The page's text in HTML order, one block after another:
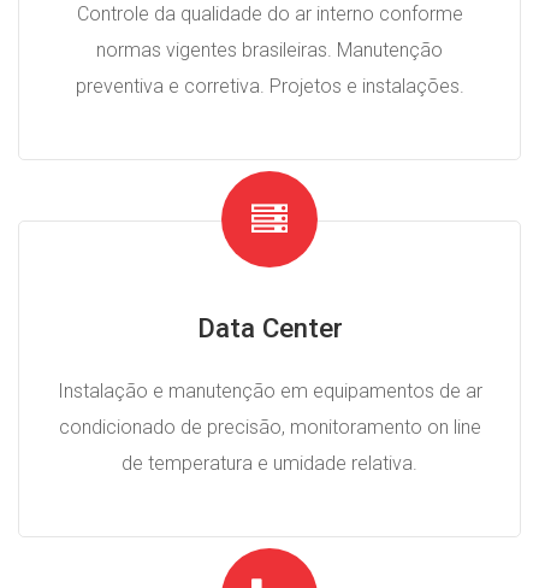
Controle da qualidade do ar interno conforme
normas vigentes brasileiras. Manutenção
preventiva e corretiva. Projetos e instalações.
Data Center
Instalação e manutenção em equipamentos de ar
condicionado de precisão, monitoramento on line
de temperatura e umidade relativa.